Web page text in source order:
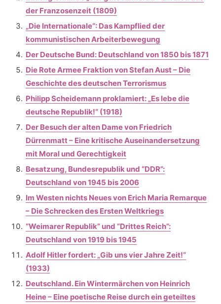
der Franzosenzeit (1809)
„Die Internationale“: Das Kampflied der
kommunistischen Arbeiterbewegung
Der Deutsche Bund: Deutschland von 1850 bis 1871
Die Rote Armee Fraktion von Stefan Aust – Die
Geschichte des deutschen Terrorismus
Philipp Scheidemann proklamiert: „Es lebe die
deutsche Republik!“ (1918)
Der Besuch der alten Dame von Friedrich
Dürrenmatt – Eine kritische Auseinandersetzung
mit Moral und Gerechtigkeit
Besatzung, Bundesrepublik und “DDR”:
Deutschland von 1945 bis 2006
Im Westen nichts Neues von Erich Maria Remarque
– Die Schrecken des Ersten Weltkriegs
“Weimarer Republik” und “Drittes Reich”:
Deutschland von 1919 bis 1945
Adolf Hitler fordert: „Gib uns vier Jahre Zeit!“
(1933)
Deutschland. Ein Wintermärchen von Heinrich
Heine – Eine poetische Reise durch ein geteiltes